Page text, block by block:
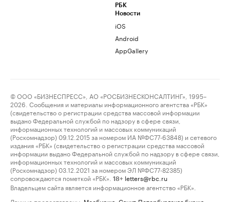
РБК
Новости
iOS
Android
AppGallery
© ООО «БИЗНЕСПРЕСС», АО «РОСБИЗНЕСКОНСАЛТИНГ», 1995–
2026. Сообщения и материалы информационного агентства «РБК»
(свидетельство о регистрации средства массовой информации
выдано Федеральной службой по надзору в сфере связи,
информационных технологий и массовых коммуникаций
(Роскомнадзор) 09.12.2015 за номером ИА №ФС77-63848) и сетевого
издания «РБК» (свидетельство о регистрации средства массовой
информации выдано Федеральной службой по надзору в сфере связи,
информационных технологий и массовых коммуникаций
(Роскомнадзор) 03.12.2021 за номером ЭЛ №ФС77-82385)
сопровождаются пометкой «РБК».
18+ letters@rbc.ru
Владельцем сайта является информационное агентство «РБК».